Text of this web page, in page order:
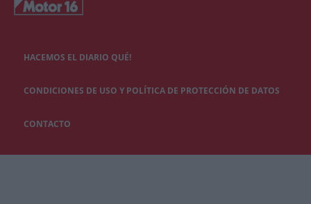
HACEMOS EL DIARIO QUÉ!
CONDICIONES DE USO Y POLÍTICA DE PROTECCIÓN DE DATOS
CONTACTO